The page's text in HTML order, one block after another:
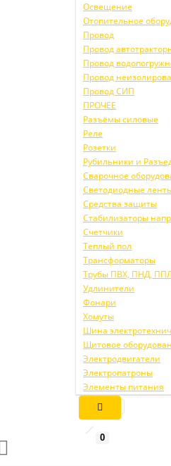
Освещение
Отопительное
Провод
Провод
Провод
Провод
Провод СИП
ПРОЧЕЕ
Разъёмы силовые
Реле
Розетки
Рубильники и
Сварочное
Светодиодные
Средства защиты
Стабилизаторы
Счетчики
Теплый пол
Трансформаторы
Трубы ПВХ, ПНД,
Удлинители
Фонари
Хомуты
Шина
Щитовое
Электродвигатели
Электропатроны
Элементы питания
0